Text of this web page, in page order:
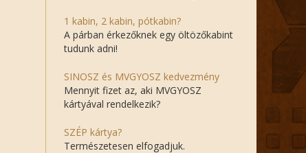
1 kabin, 2 kabin, pótkabin?
A párban érkezőknek egy öltözőkabint
tudunk adni!
SINOSZ és MVGYOSZ kedvezmény
Mennyit fizet az, aki MVGYOSZ
kártyával rendelkezik?
SZÉP kártya?
Természetesen elfogadjuk.